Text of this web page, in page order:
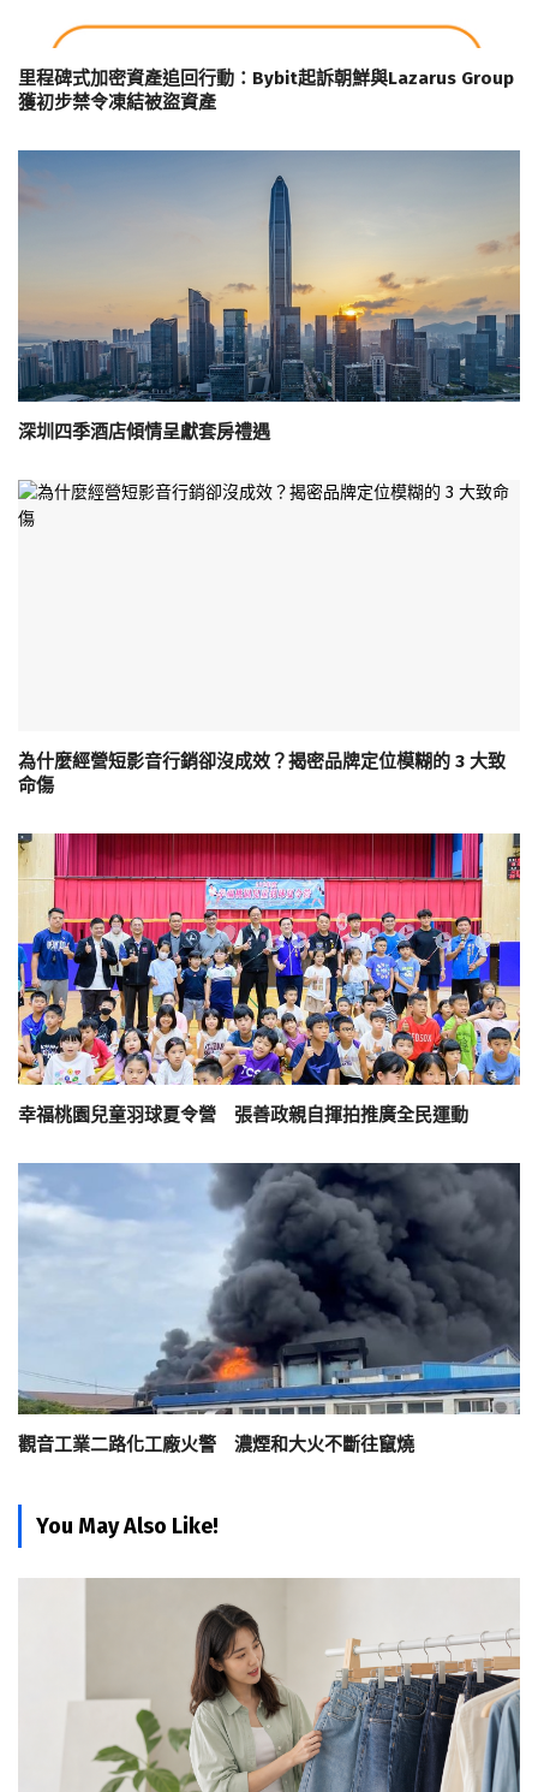
里程碑式加密資產追回行動：Bybit起訴朝鮮與Lazarus Group
獲初步禁令凍結被盜資產
深圳四季酒店傾情呈獻套房禮遇
為什麼經營短影音行銷卻沒成效？揭密品牌定位模糊的 3 大致
命傷
幸福桃園兒童羽球夏令營 張善政親自揮拍推廣全民運動
觀音工業二路化工廠火警 濃煙和大火不斷往竄燒
You May Also Like!